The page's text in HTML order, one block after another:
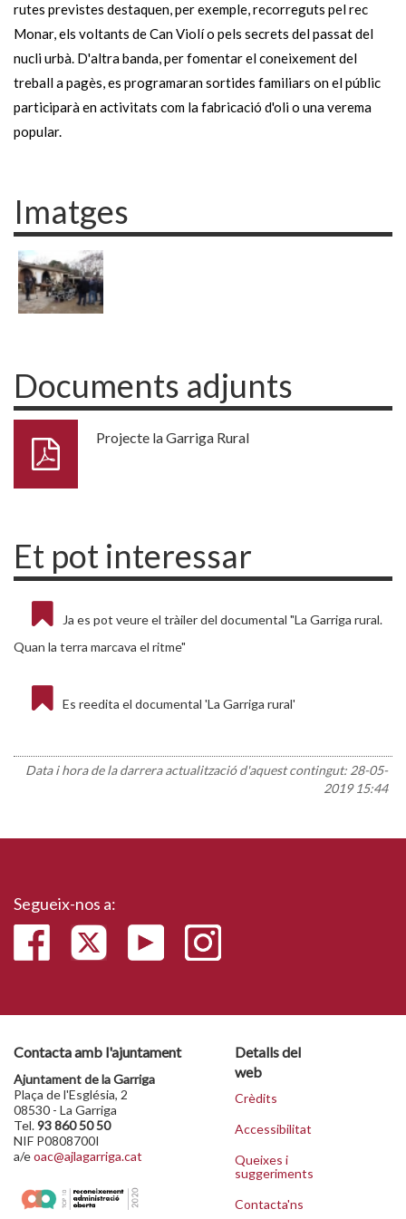
rutes previstes destaquen, per exemple, recorreguts pel rec
Monar, els voltants de Can Violí o pels secrets del passat del
nucli urbà. D'altra banda, per fomentar el coneixement del
treball a pagès, es programaran sortides familiars on el públic
participarà en activitats com la fabricació d'oli o una verema
popular.
Imatges
Documents adjunts
Projecte la Garriga Rural
Et pot interessar
Ja es pot veure el tràiler del documental "La Garriga rural.
Quan la terra marcava el ritme"
Es reedita el documental 'La Garriga rural'
Data i hora de la darrera actualització d'aquest contingut: 28-05-
2019 15:44
Segueix-nos a:
Contacta amb l'ajuntament
Ajuntament de la Garriga
Plaça de l'Església, 2
08530 - La Garriga
Tel.93 860 50 50
NIF P0808700I
a/eoac@ajlagarriga.cat
Detalls del
web
Crèdits
Accessibilitat
Queixes i
suggeriments
Contacta'ns